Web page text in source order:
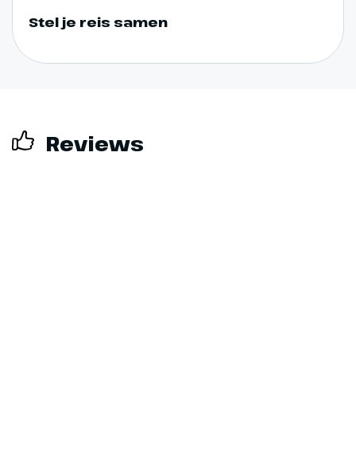
Stel je reis samen
Reviews